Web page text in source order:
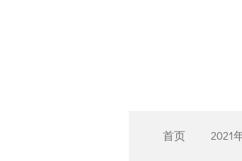
首页 2021